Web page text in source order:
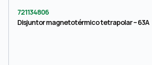
721134806
Disjuntor magnetotérmico tetrapolar – 63A